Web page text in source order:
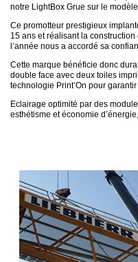
notre LightBox Grue sur le
Ce promotteur prestigieux
15 ans et réalisant la
l’année nous a accordé sa
Cette marque bénéficie donc
double face avec deux toiles
technologie Print’On pour
Eclairage optimité par des
esthétisme et économie